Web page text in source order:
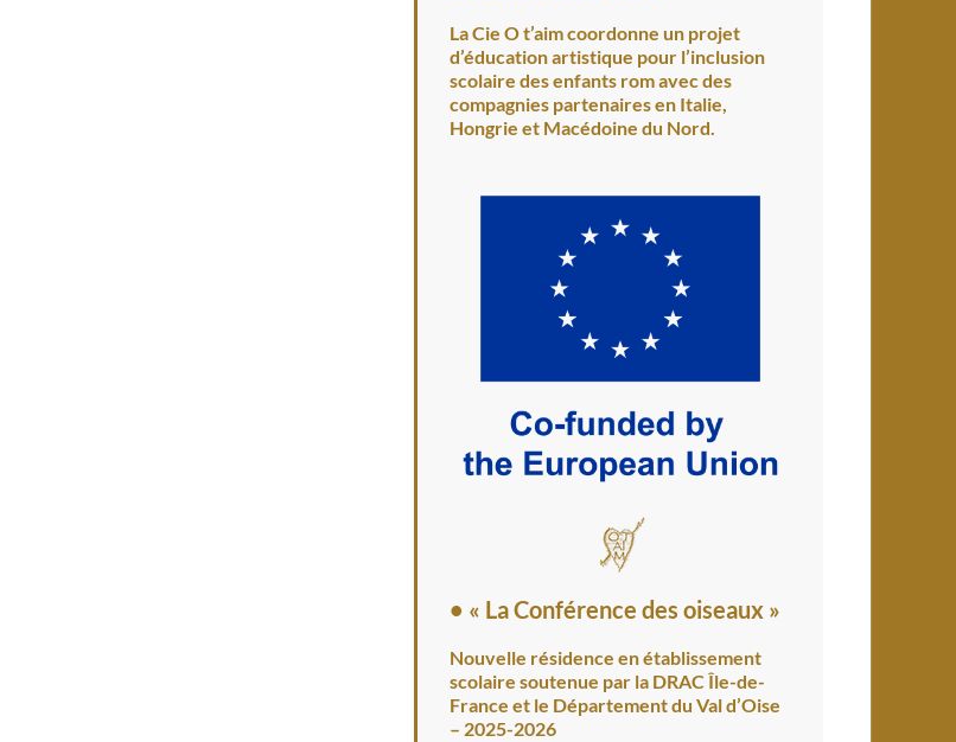
La Cie O t’aim coordonne un projet
d’éducation artistique pour l’inclusion
scolaire des enfants rom avec des
compagnies partenaires en Italie,
Hongrie et Macédoine du Nord.
• « La Conférence des oiseaux »
Nouvelle résidence en établissement
scolaire soutenue par la DRAC Île-de-
France et le Département du Val d’Oise
– 2025-2026